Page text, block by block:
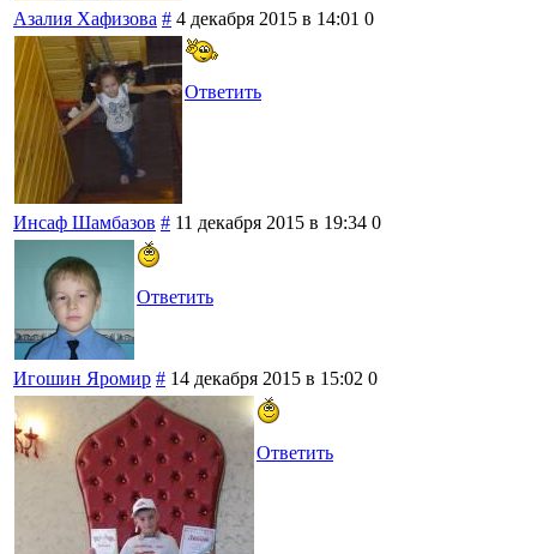
Азалия Хафизова # 4 декабря 2015 в 14:01 0
Ответить
Инсаф Шамбазов # 11 декабря 2015 в 19:34 0
Ответить
Игошин Яромир # 14 декабря 2015 в 15:02 0
Ответить